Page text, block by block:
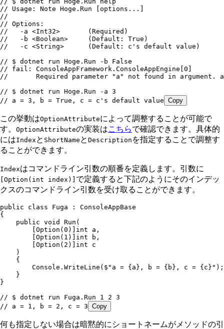
// Usage: Note Hoge.Run [options...]
//
// Options:
//   -a <Int32>       (Required)
//   -b <Boolean>     (Default: True)
//   -c <String>      (Default: c's default value)
// $ dotnet run Hoge.Run -b False
// fail: ConsoleAppFramework.ConsoleAppEngine[0]
//       Required parameter "a" not found in argument.
// $ dotnet run Hoge.Run -a 3
// a = 3, b = True, c = c's default value Copy
この挙動はOptionAttributeによって調整することが可能で
す。 OptionAttributeの実装はこちらで確認できます。具体的
にはIndex と ShortName と Description を指定することで調整す
ることができます。
Indexはコマンドライン引数の順番を定義します。引数に
[Option(int index)] で定義すると下記のようにそのインデッ
クスのコマンドライン引数を受け取ることができます。
public class Fuga :
ConsoleAppBase
{
    public
void Run (
Option ( 0 )] int a ,
Option ( 1 )] int b ,
Option ( 2 )] int c
    )
    {
        Console
. WriteLine ( $" a = { a } , b = { b } , c = { c } " );
    }
}
// $ dotnet run Fuga.Run 1 2 3
// a = 1, b = 2, c = 3 Copy
何も指定しない場合は暗黙的にショートネームがメソッドの引